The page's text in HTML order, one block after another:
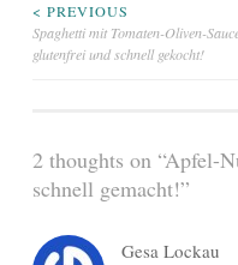
< PREVIOUS
Spaghetti mit Tomaten-Oliven-
glutenfrei und schnell gekocht!
2 thoughts on “Apfel-
schnell gemacht!”
Gesa Lockau